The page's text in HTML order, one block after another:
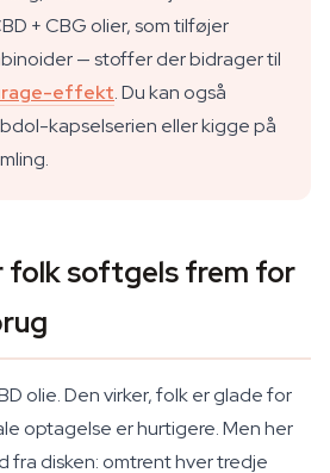
+ CBG olier, som tilføjer
— stoffer der bidrager til
effekt. Du kan også
kapselserien eller kigge på
softgels frem for
olie. Den virker, folk er glade for
optagelse er hurtigere. Men her
fra disken: omtrent hver tredje